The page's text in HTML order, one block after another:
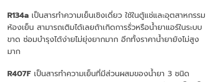
R134a เป็นสารทำความเย็นเชิงเดี่ยว ใช้ในตู้แช่และอุตสาหกรรม
ห้องเย็น สามารถเติมได้เลยถ้าเกิดการรั่วหรือน้ำยาแอร์ในระบบ
ขาด ซ่อมบำรุงได้ง่ายไม่ยุ่งยากมาก อีกทั้งราคาน้ำยายังไม่สูง
มาก
R407F เป็นสารทำความเย็นที่มีส่วนผสมของน้ำยา 3 ชนิด